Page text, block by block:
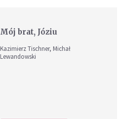
Mój brat, Józiu
Kazimierz Tischner, Michał
Lewandowski